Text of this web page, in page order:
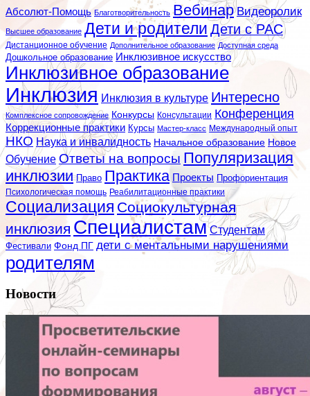
Абсолют-Помощь Благотворительность Вебинар Видеоролик
Высшее образование Дети и родители Дети с РАС
Дистанционное обучение Дополнительное образование Доступная среда
Дошкольное образование Инклюзивное искусство
Инклюзивное образование
Инклюзия Инклюзия в культуре Интересно
Комплексное сопровождение Конкурсы Консультации Конференция
Коррекционные практики Курсы Мастер-класс Международный опыт
НКО Наука и инвалидность Начальное образование Новое
Обучение Ответы на вопросы Популяризация
инклюзии Право Практика Проекты Профориентация
Психологическая помощь Реабилитационные практики
Социализация Социокультурная
инклюзия Специалистам Студентам
Фестивали Фонд ПГ дети с ментальными нарушениями
родителям
Новости